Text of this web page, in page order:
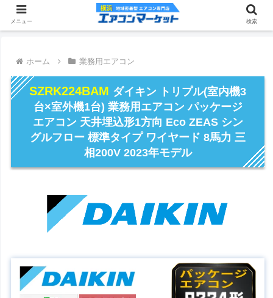
ホーム 業務用エアコン
SZRK224BAM ダイキン トリプル(室内機3
台×室外機1台) 業務用エアコン パッケージ
エアコン 天井埋込形1方向 Eco ZEAS シン
グルフロー 標準タイプ ワイヤード 8馬力 三
相200V 2023年モデル
メニュー 検索